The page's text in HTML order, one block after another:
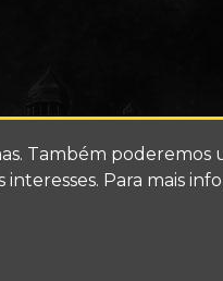
Também poderemos
Para mais